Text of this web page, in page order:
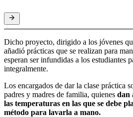
Dicho proyecto, dirigido a los jóvenes
añadió prácticas que se realizan para
esperan ser infundidas a los estudiantes
integralmente.
Los encargados de dar la clase práctica
padres y madres de familia, quienes dan
las temperaturas en las que se debe
método para lavarla a mano.